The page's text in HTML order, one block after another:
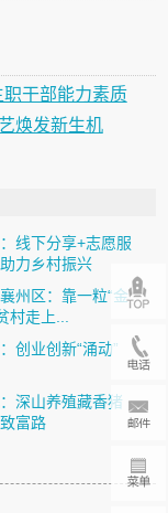
职干部能力素质
焕发新生机
线下分享+志愿服
力乡村振兴
州区：靠一粒“金
村走上...
创业创新“涌动”
深山养殖藏香猪
富路